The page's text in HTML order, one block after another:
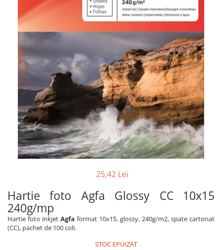
25,42 Lei
Hartie foto Agfa Glossy CC 10x15
240g/mp
Hartie foto inkjet Agfa format 10x15, glossy, 240g/m2, spate cartonat
(CC), pachet de 100 coli.
STOC EPUIZAT